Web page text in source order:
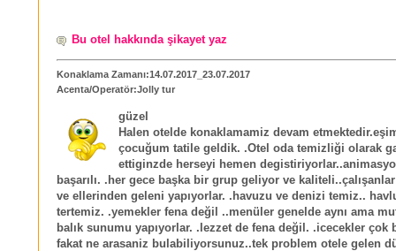
Bu otel hakkında şikayet yaz
Konaklama Zamanı:14.07.2017_23.07.2017
Acenta/Operatör:Jolly tur
güzel
Halen otelde konaklamamiz devam
çocuğum tatile geldik. .Otel oda temizliği olarak
ettiginzde herseyi hemen
başarılı. .her gece başka bir grup geliyor ve
ve ellerinden geleni yapıyorlar. .havuzu ve denizi temiz..
tertemiz. .yemekler fena değil ..menüler genelde aynı ama
balık sunumu yapıyorlar. .lezzet de fena değil. .icecekler çok
fakat ne arasaniz bulabiliyorsunuz..tek problem otele gelen